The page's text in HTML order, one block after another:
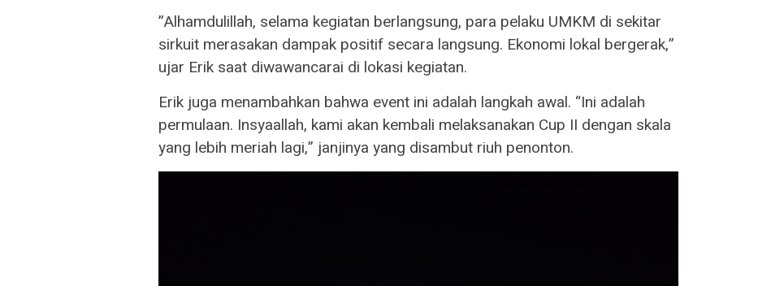
​”Alhamdulillah, selama kegiatan berlangsung, para pelaku UMKM di sekitar
sirkuit merasakan dampak positif secara langsung. Ekonomi lokal bergerak,”
ujar Erik saat diwawancarai di lokasi kegiatan.
​Erik juga menambahkan bahwa event ini adalah langkah awal. “Ini adalah
permulaan. Insyaallah, kami akan kembali melaksanakan Cup II dengan skala
yang lebih meriah lagi,” janjinya yang disambut riuh penonton.